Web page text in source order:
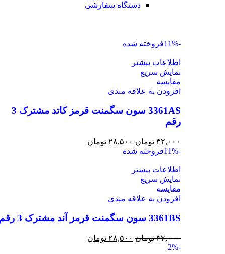
دستگاه سفارشی
-11% فروخته شده
اطلاعات بیشتر
نمایش سریع
مقايسه
افزودن به علاقه مندی
3361AS سون سگمنت قرمز کاتد مشترک 3
رقم
۳۲,۰۰۰ تومان ۲۸,۵۰۰ تومان
-11%
فروخته شده
اطلاعات بیشتر
نمایش سریع
مقايسه
افزودن به علاقه مندی
3361BS سون سگمنت قرمز آند مشترک 3 رقم
۳۲,۰۰۰ تومان ۲۸,۵۰۰ تومان
-2%